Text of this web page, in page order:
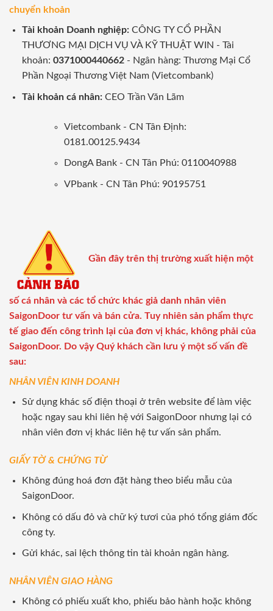
chuyển khoản
Tài khoản Doanh nghiệp:CÔNG TY CỔ PHẦN
THƯƠNG MẠI DỊCH VỤ VÀ KỸ THUẬT WIN - Tài
khoản: 0371000440662- Ngân hàng: Thương Mại Cổ
Phần Ngoại Thương Việt Nam (Vietcombank)
Tài khoản cá nhân: CEO Trần Văn Lãm
Vietcombank - CN Tân Định:
0181.00125.9434
DongA Bank - CN Tân Phú: 0110040988
VPbank - CN Tân Phú: 90195751
Gần đây trên thị trường xuất hiện một
số cá nhân và các tổ chức khác giả danh nhân viên
SaigonDoor tư vấn và bán cửa. Tuy nhiên sản phẩm thực
tế giao đến công trình lại của đơn vị khác, không phải của
SaigonDoor. Do vậy Quý khách cần lưu ý một số vấn đề
sau:
NHÂN VIÊN KINH DOANH
Sử dụng khác số điện thoại ở trên website để làm việc
hoặc ngay sau khi liên hệ với SaigonDoor nhưng lại có
nhân viên đơn vị khác liên hệ tư vấn sản phẩm.
GIẤY TỜ & CHỨNG TỪ
Không đúng hoá đơn đặt hàng theo biểu mẫu của
SaigonDoor.
Không có dấu đỏ và chữ ký tươi của phó tổng giám đốc
công ty.
Gửi khác, sai lệch thông tin tài khoản ngân hàng.
NHÂN VIÊN GIAO HÀNG
Không có phiếu xuất kho, phiếu bảo hành hoặc không